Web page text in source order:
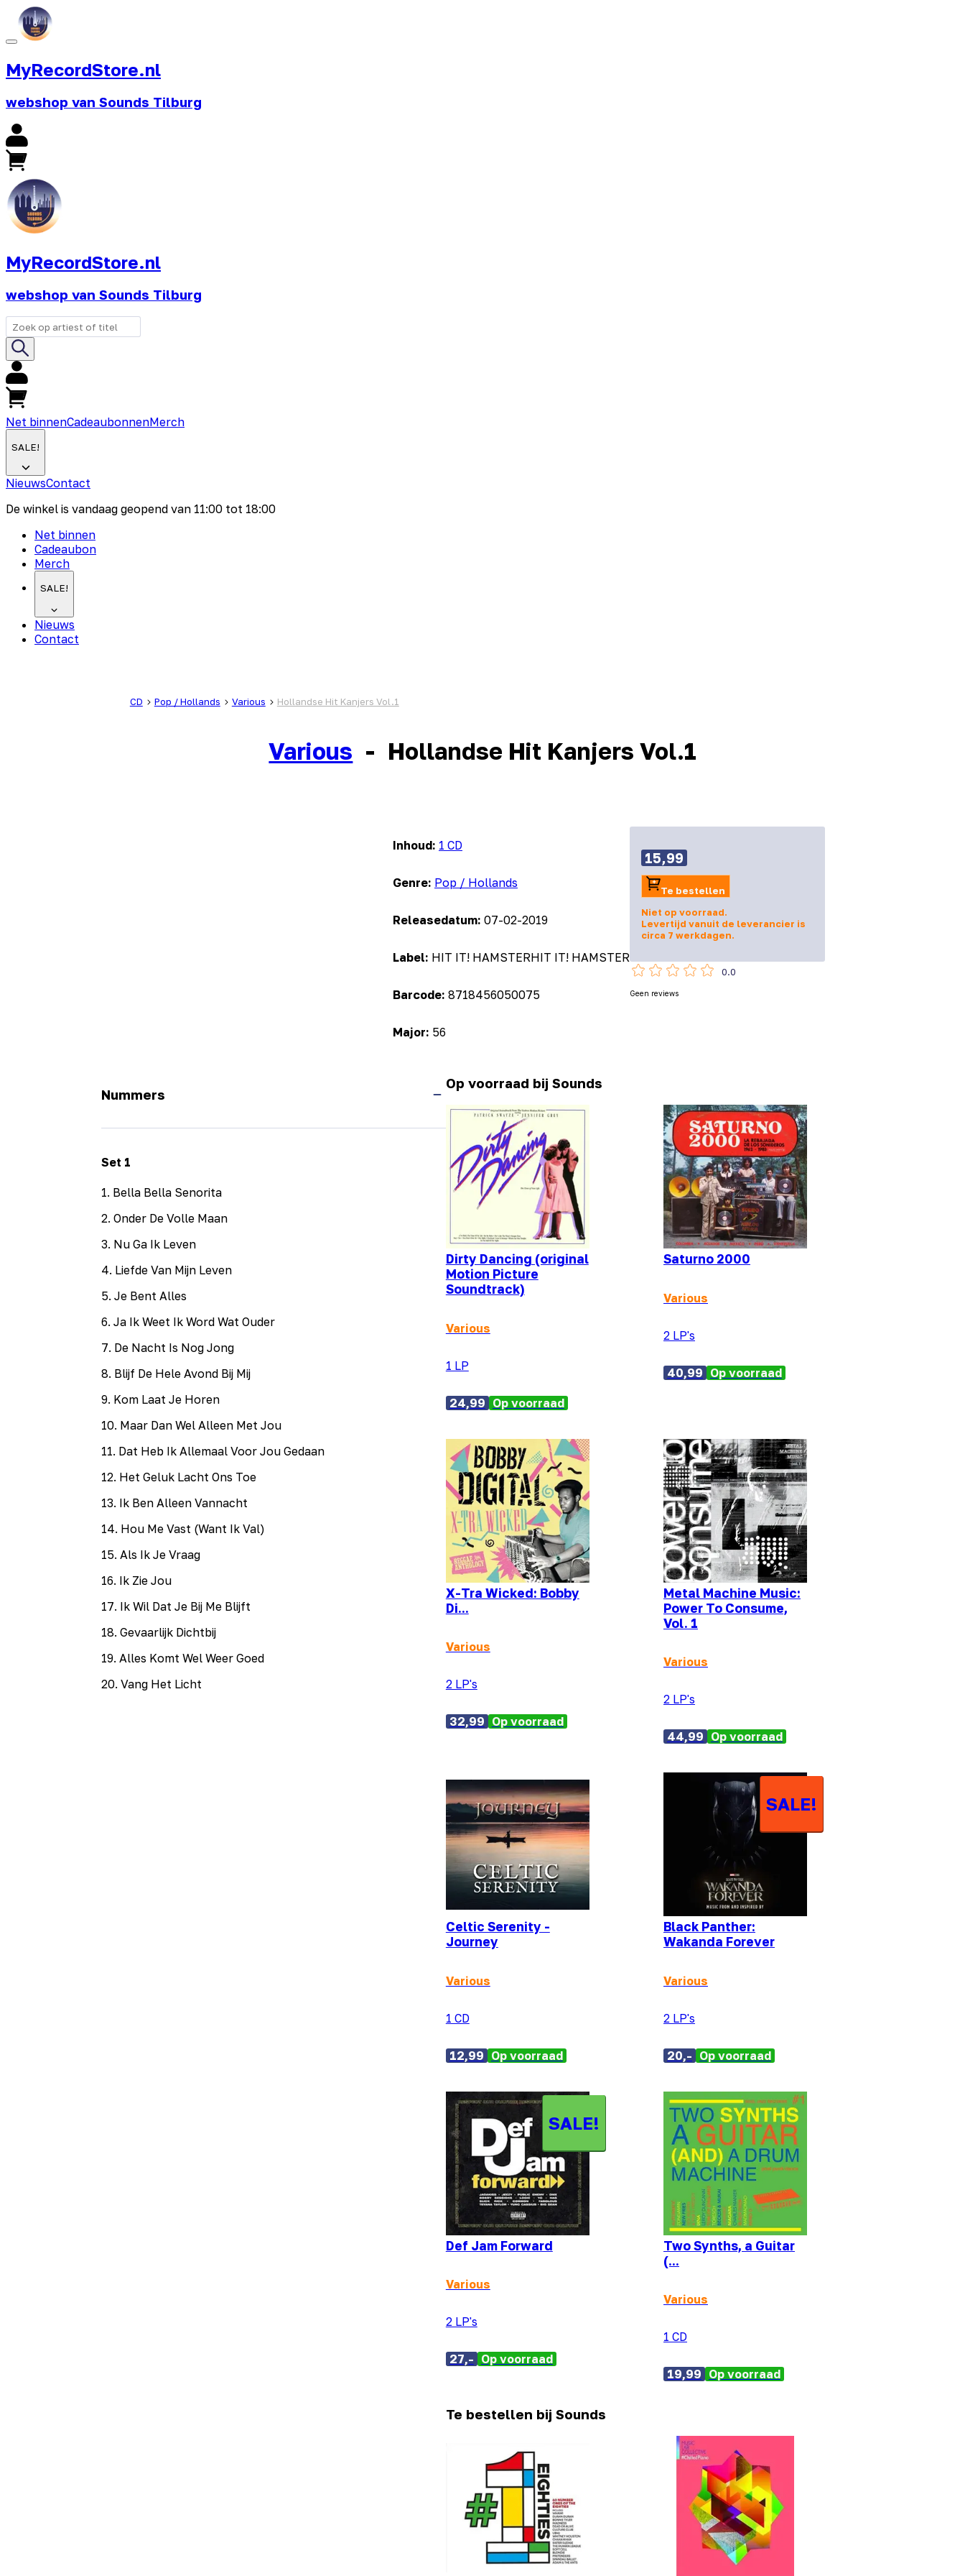
MyRecordStore.nl
webshop van Sounds Tilburg
MyRecordStore.nl
webshop van Sounds Tilburg
Net binnenCadeaubonnenMerch
SALE!
NieuwsContact
De winkel is vandaag geopend van 11:00 tot 18:00
Net binnen
Cadeaubon
Merch
SALE!
Nieuws
Contact
CD Pop / Hollands Various Hollandse Hit Kanjers Vol.1
Various - Hollandse Hit Kanjers Vol.1
Inhoud: 1 CD
Genre: Pop / Hollands
Releasedatum: 07-02-2019
Label: HIT IT! HAMSTERHIT IT! HAMSTER
Barcode: 8718456050075
Major: 56
15,99
Te bestellen
Niet op voorraad.
Levertijd vanuit de leverancier is
circa 7 werkdagen.
0.0
Geen reviews
Nummers
Set 1
1. Bella Bella Senorita
2. Onder De Volle Maan
3. Nu Ga Ik Leven
4. Liefde Van Mijn Leven
5. Je Bent Alles
6. Ja Ik Weet Ik Word Wat Ouder
7. De Nacht Is Nog Jong
8. Blijf De Hele Avond Bij Mij
9. Kom Laat Je Horen
10. Maar Dan Wel Alleen Met Jou
11. Dat Heb Ik Allemaal Voor Jou Gedaan
12. Het Geluk Lacht Ons Toe
13. Ik Ben Alleen Vannacht
14. Hou Me Vast (Want Ik Val)
15. Als Ik Je Vraag
16. Ik Zie Jou
17. Ik Wil Dat Je Bij Me Blijft
18. Gevaarlijk Dichtbij
19. Alles Komt Wel Weer Goed
20. Vang Het Licht
Op voorraad bij Sounds
Dirty Dancing (original
Motion Picture
Soundtrack)
Various
1 LP
24,99 Op voorraad
Saturno 2000
Various
2 LP's
40,99 Op voorraad
X-Tra Wicked: Bobby
Di...
Various
2 LP's
32,99 Op voorraad
Metal Machine Music:
Power To Consume,
Vol. 1
Various
2 LP's
44,99 Op voorraad
Celtic Serenity -
Journey
Various
1 CD
12,99 Op voorraad
SALE!
Black Panther:
Wakanda Forever
Various
2 LP's
20,- Op voorraad
SALE!
Def Jam Forward
Various
2 LP's
27,- Op voorraad
Two Synths, a Guitar
(...
Various
1 CD
19,99 Op voorraad
Te bestellen bij Sounds